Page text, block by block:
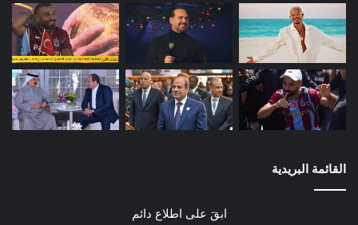
القائمة البريدية
ابقَ على اطلاع دائم